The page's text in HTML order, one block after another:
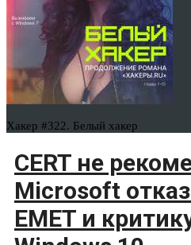
Хакер #322. Белый хакер
CERT не
Microsoft
EMET и